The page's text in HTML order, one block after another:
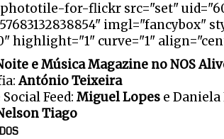
for-flickr src="set"
imgl="fancybox"
highlight="1" curve="1"
e Música Magazine no NOS
António Teixeira
Feed: Miguel Lopes e Daniela
Tiago